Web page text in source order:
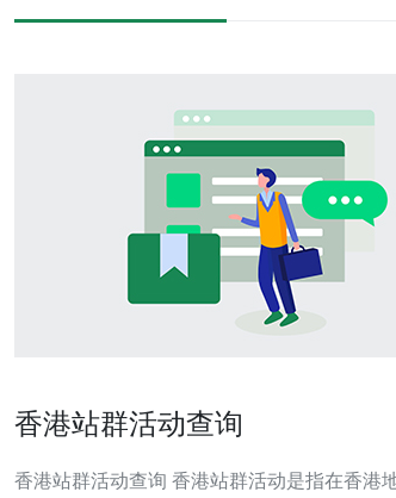
香港站群活动查询
香港站群活动查询 香港站群活动是指在香港地区举办的一